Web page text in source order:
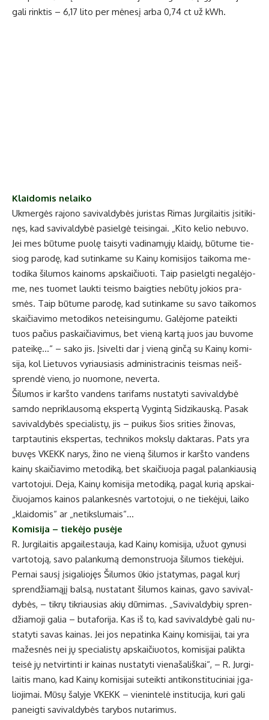
ga­li rink­tis – 6,17 li­to per mė­ne­sį ar­ba 0,74 ct už kWh.
Klai­do­mis ne­lai­ko
Uk­mer­gės ra­jo­no sa­vi­val­dy­bės ju­ris­tas Ri­mas Jur­gi­lai­tis įsi­ti­ki­
nęs, kad sa­vi­val­dy­bė pa­si­el­gė tei­sin­gai. „Ki­to ke­lio ne­bu­vo.
Jei mes bū­tu­me puo­lę tai­sy­ti va­di­na­mų­jų klai­dų, bū­tu­me tie­
siog pa­ro­dę, kad su­tin­ka­me su Kai­nų ko­mi­si­jos tai­ko­ma me­
to­di­ka ši­lu­mos kai­noms ap­skai­čiuo­ti. Taip pa­si­elg­ti ne­ga­lė­jo­
me, nes tuo­met lauk­ti teis­mo baig­ties ne­bū­tų jo­kios pra­
smės. Taip bū­tu­me pa­ro­dę, kad su­tin­ka­me su sa­vo tai­ko­mos
skai­čia­vi­mo me­to­di­kos ne­tei­sin­gu­mu. Ga­lė­jo­me pa­teik­ti
tuos pa­čius pa­skai­čia­vi­mus, bet vie­ną kar­tą juos jau bu­vo­me
pa­tei­kę…“ – sa­ko jis. Įsi­vel­ti dar į vie­ną gin­čą su Kai­nų ko­mi­
si­ja, kol Lie­tu­vos vy­riau­sia­sis ad­mi­nist­ra­ci­nis teis­mas ne­iš­
spren­dė vie­no, jo nuo­mo­ne, ne­ver­ta.
Ši­lu­mos ir karš­to van­dens ta­ri­fams nu­sta­ty­ti sa­vi­val­dy­bė
sam­do ne­pri­klau­so­mą eks­per­tą Vy­gin­tą Si­dzi­kaus­ką. Pa­sak
sa­vi­val­dy­bės spe­cia­lis­tų, jis – pui­kus šios sri­ties ži­no­vas,
tarp­tau­ti­nis eks­per­tas, tech­ni­kos moks­lų dak­ta­ras. Pats yra
bu­vęs VKEKK na­rys, ži­no ne vie­ną ši­lu­mos ir karš­to van­dens
kai­nų skai­čia­vi­mo me­to­di­ką, bet skai­čiuo­ja pa­gal pa­lan­kiau­sią
var­to­to­jui. De­ja, Kai­nų ko­mi­si­ja me­to­di­ką, pa­gal ku­rią ap­skai­
čiuo­ja­mos kai­nos pa­lan­kes­nės var­to­to­jui, o ne tie­kė­jui, lai­ko
„klai­do­mis“ ar „ne­tiks­lu­mais“…
Ko­mi­si­ja – tie­kė­jo pu­sė­je
R. Jur­gi­lai­tis ap­gai­les­tau­ja, kad Kai­nų ko­mi­si­ja, užuot gy­nu­si
var­to­to­ją, sa­vo pa­lan­ku­mą de­monst­ruo­ja ši­lu­mos tie­kė­jui.
Per­nai sau­sį įsi­ga­lio­jęs Ši­lu­mos ūkio įsta­ty­mas, pa­gal ku­rį
spren­džia­mą­jį bal­są, nu­sta­tant ši­lu­mos kai­nas, ga­vo sa­vi­val­
dy­bės, – tik­rų tik­riau­sias akių dū­mi­mas. „Sa­vi­val­dy­bių spren­
džia­mo­ji ga­lia – bu­ta­fo­ri­ja. Kas iš to, kad sa­vi­val­dy­bė ga­li nu­
sta­ty­ti sa­vas kai­nas. Jei jos ne­pa­tin­ka Kai­nų ko­mi­si­jai, tai yra
ma­žes­nės nei jų spe­cia­lis­tų ap­skai­čiuo­tos, ko­mi­si­jai pa­lik­ta
tei­sė jų ne­tvir­tin­ti ir kai­nas nu­sta­ty­ti vie­na­ša­liš­kai“, – R. Jur­gi­
lai­tis ma­no, kad Kai­nų ko­mi­si­jai su­teik­ti an­ti­kons­ti­tu­ci­niai įga­
lio­ji­mai. Mū­sų ša­ly­je VKEKK – vie­nin­te­lė ins­ti­tu­ci­ja, ku­ri ga­li
pa­neig­ti sa­vi­val­dy­bės ta­ry­bos nu­ta­ri­mus.